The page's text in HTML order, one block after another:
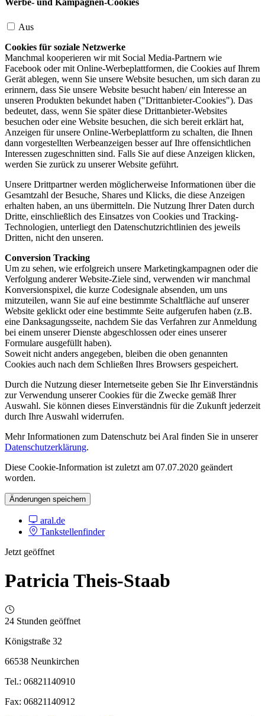
Werbe- und Kampagnen-Cookies
Aus
Cookies für soziale Netzwerke
Manchmal kooperieren wir mit Social Media-Partnern wie
Facebook oder mit Online-Werbeplattformen, die Cookies auf Ihrem
Gerät ablegen, wenn Sie unsere Website besuchen, um sich daran zu
erinnern, dass Sie unsere Website besucht haben/ ein Interesse an
unseren Produkten bekundet haben ("Drittanbieter-Cookies"). Das
bedeutet, dass, wenn Sie später diese Drittanbieter-Websites
besuchen oder eine Website besuchen, die sich bereit erklärt hat,
Anzeigen für unsere Online-Werbeplattform zu schalten, die Ihnen
dann vorgestellten Werbeanzeigen besser auf Ihre offensichtlichen
Interessen zugeschnitten sind. Falls Sie auf diese Anzeigen klicken,
werden Sie zurück zu unserer Website geführt.
Unsere Drittpartner werden möglicherweise Informationen über die
Gesamtzahl der Besuche, Shares und Klicks, die diese Anzeigen
erhalten haben, an uns übermitteln. Die Nutzung Ihrer Daten durch
Dritte, einschließlich des Einsatzes von Cookies und Tracking-
Technologien, unterliegt den Datenschutzrichtlinien des jeweils
Dritten, nicht den unseren.
Conversion Tracking
Um zu sehen, wie erfolgreich unsere Marketingkampagnen oder die
Verfolgung anderer Website-Ziele sind, verwenden wir manchmal
Konversionspixel, die kurze Codesignale absenden, um uns
mitzuteilen, wann Sie auf eine bestimmte Schaltfläche auf unserer
Website geklickt oder eine bestimmte Seite aufgerufen haben (z.B.
eine Danksagungsseite, nachdem Sie das Verfahren zur Anmeldung
bei einem unserer Dienste abgeschlossen oder eines unserer
Formulare ausgefüllt haben).
Soweit nicht anders angegeben, bleiben die oben genannten
Cookies auch nach dem Schließen Ihres Browsers gespeichert.
Durch die Nutzung dieser Internetseite geben Sie Ihr Einverständnis
zur Verwendung unserer Cookies für die Zwecke gemäß Ihrer
Auswahl. Sie können dieses Einverständnis für die Zukunft jederzeit
durch Ihre Auswahl widerrufen.
Mehr Informationen zum Datenschutz bei Aral finden Sie in unserer
Datenschutzerklärung.
Diese Cookie-Information ist zuletzt am 07.07.2020 geändert
worden.
Änderungen speichern
aral.de
Tankstellenfinder
Jetzt geöffnet
Patricia Theis-Staab
24 Stunden geöffnet
Königstraße 32
66538 Neunkirchen
Tel.: 06821140910
Fax: 06821140912